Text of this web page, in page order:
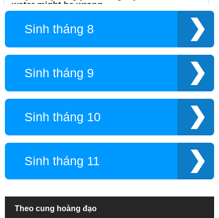
Sinh tháng 8
Sinh tháng 9
Sinh tháng 10
Sinh tháng 11
Theo cung hoàng đạo